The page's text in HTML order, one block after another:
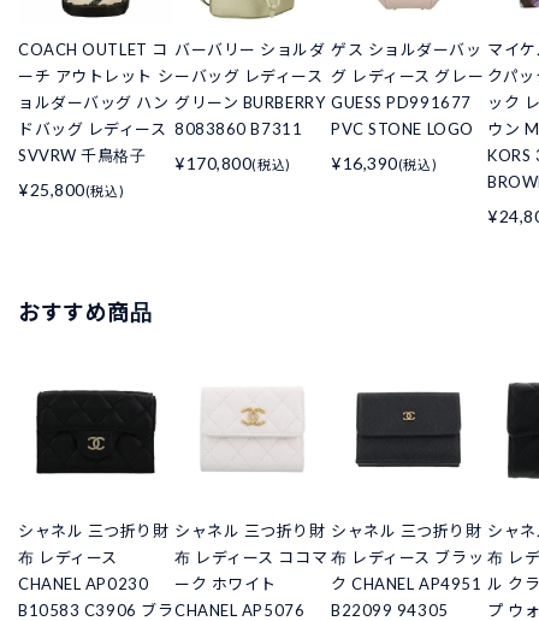
COACH OUTLET コ
ーチ アウトレット シ
ョルダーバッグ ハン
ドバッグ レディース
SVVRW 千鳥格子
¥25,800(税込)
バーバリー ショルダ
ーバッグ レディース
グリーン BURBERRY
8083860 B7311
¥170,800(税込)
ゲス ショルダーバッ
グ レディース グレー
GUESS PD991677
PVC STONE LOGO
¥16,390(税込)
マイ
クパ
ック
ウン
KORS
おすすめ商品
シャネル 三つ折り財
布 レディース
CHANEL AP0230
B10583 C3906 ブラ
シャネル 三つ折り財
布 レディース ココマ
ーク ホワイト
CHANEL AP5076
シャネル 三つ折り財
布 レディース ブラッ
ク CHANEL AP4951
B22099 94305
シャ
布 レ
ル ク
プ ウ